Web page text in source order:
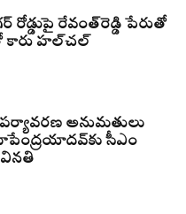
రోడ్డుపై రేవంత్‌రెడ్డి పేరుతో
కారు హల్‌చల్‌
పర్యావరణ అనుమతులు
సీఎం
వినతి